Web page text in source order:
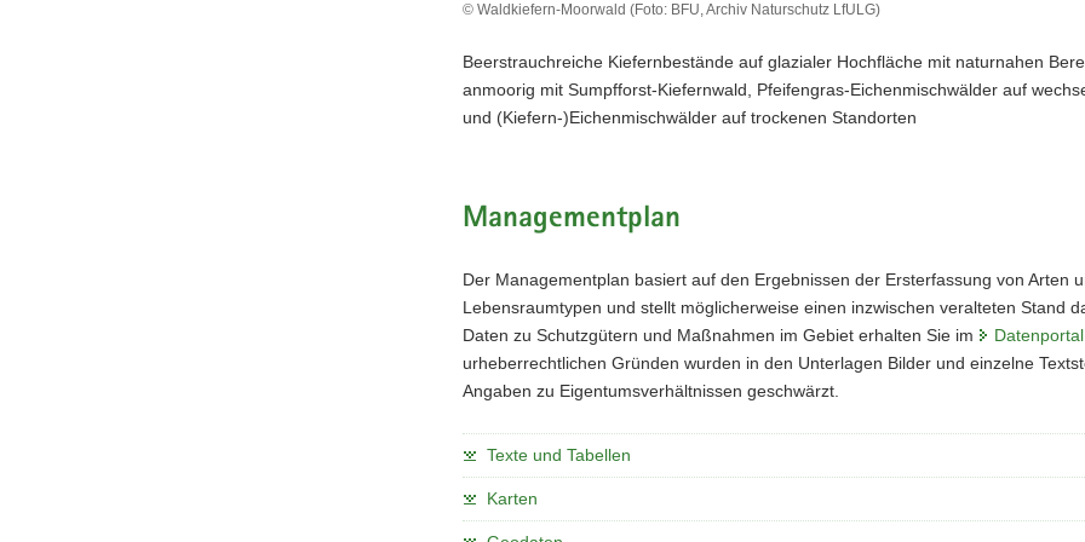
© Waldkiefern-Moorwald (Foto: BFU, Archiv Naturschutz LfULG)
Beerstrauchreiche Kiefernbestände auf glazialer Hochfläche mit naturnahen
anmoorig mit Sumpfforst-Kiefernwald, Pfeifengras-Eichenmischwälder auf
und (Kiefern-)Eichenmischwälder auf trockenen Standorten
Managementplan
Der Managementplan basiert auf den Ergebnissen der Ersterfassung von Arten
Lebensraumtypen und stellt möglicherweise einen inzwischen veralteten Stand
Daten zu Schutzgütern und Maßnahmen im Gebiet erhalten Sie im
urheberrechtlichen Gründen wurden in den Unterlagen Bilder und einzelne
Angaben zu Eigentumsverhältnissen geschwärzt.
Texte und Tabellen
Karten